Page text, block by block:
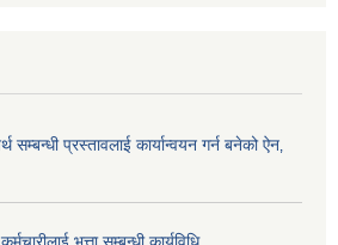
प्रस्तावलाई कार्यान्वयन गर्न बनेको ऐन‚